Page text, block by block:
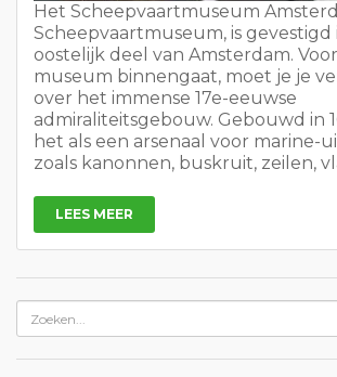
Het Scheepvaartmuseum
Scheepvaartmuseum, is gevestigd
oostelijk deel van Amsterdam.
museum binnengaat, moet je je
over het immense 17e-eeuwse
admiraliteitsgebouw. Gebouwd in
het als een arsenaal voor marine-
zoals kanonnen, buskruit, zeilen,
LEES MEER